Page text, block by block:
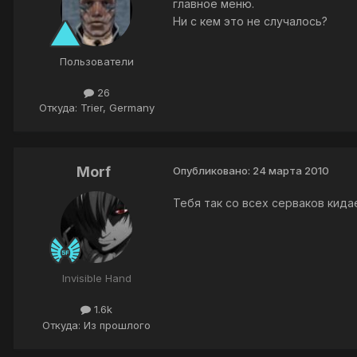
Пользователи
26
Откуда: Trier, Germany
главное меню.
Ни с кем это не случалось?
Morf
Invisible Hand
1.6k
Откуда: Из прошлого
Опубликовано: 24 марта 2010
Тебя так со всех серваков